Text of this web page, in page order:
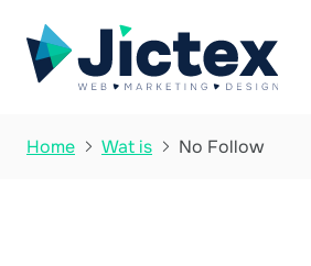
Home  Wat is  No Follow